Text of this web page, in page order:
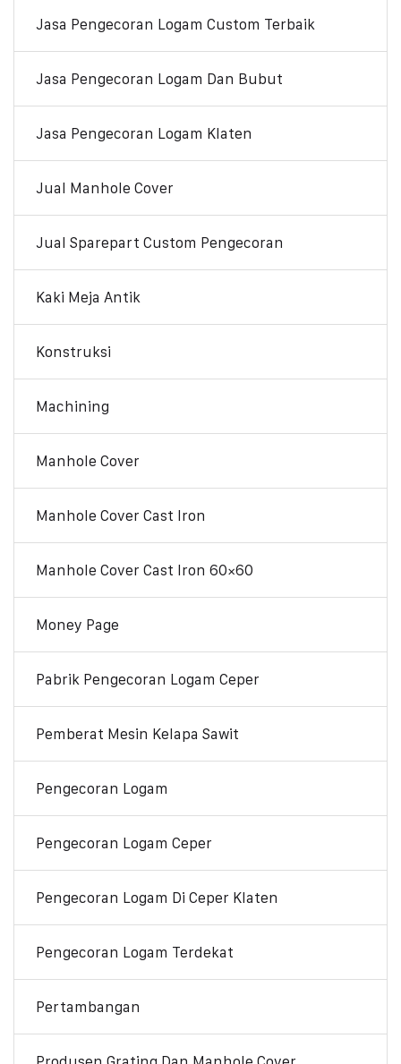
Jasa Pengecoran Logam Custom Terbaik
Jasa Pengecoran Logam Dan Bubut
Jasa Pengecoran Logam Klaten
Jual Manhole Cover
Jual Sparepart Custom Pengecoran
Kaki Meja Antik
Konstruksi
Machining
Manhole Cover
Manhole Cover Cast Iron
Manhole Cover Cast Iron 60×60
Money Page
Pabrik Pengecoran Logam Ceper
Pemberat Mesin Kelapa Sawit
Pengecoran Logam
Pengecoran Logam Ceper
Pengecoran Logam Di Ceper Klaten
Pengecoran Logam Terdekat
Pertambangan